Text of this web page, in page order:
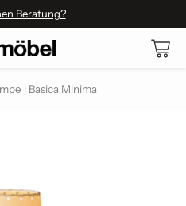
Beratung?
| Basica Minima